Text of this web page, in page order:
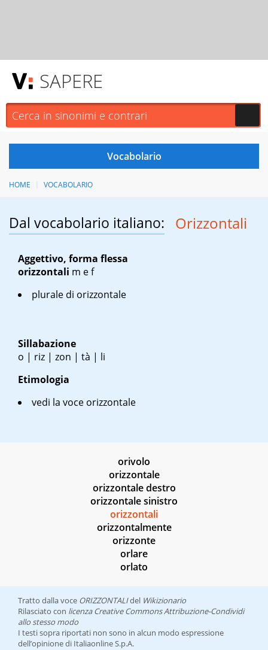
SAPERE
HOME VOCABOLARIO
Dal vocabolario italiano: Orizzontali
Aggettivo, forma flessa
orizzontali m ef
plurale di orizzontale
Sillabazione
o | riz | zon | tà | li
Etimologia
vedi la voce orizzontale
orivolo
orizzontale
orizzontale destro
orizzontale sinistro
orizzontali
orizzontalmente
orizzonte
orlare
orlato
Tratto dalla voce ORIZZONTALIdel Wikizionario
Rilasciato con licenza Creative Commons Attribuzione-Condividi
allo stesso modo
I testi sopra riportati non sono in alcun modo espressione
dell’opinione di Italiaonline S.p.A.